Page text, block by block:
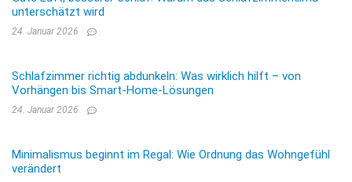
unterschätzt wird
24. Januar 2026
Schlafzimmer richtig abdunkeln: Was wirklich hilft – von
Vorhängen bis Smart-Home-Lösungen
24. Januar 2026
Minimalismus beginnt im Regal: Wie Ordnung das Wohngefühl
verändert